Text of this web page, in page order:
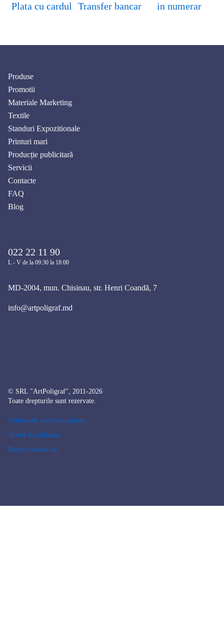
Plata cu cardul Transfer bancar in numerar
Produse
Promotii
Materiale Marketing
Textile
Standuri Expozitionale
Printuri mari
Producție publicitară
Servicii
Contacte
FAQ
Blog
022 22 11 90
L - V de la 09:30 la 18:00
MD-2004, mun. Chisinau, str. Henri Coandă, 7
info@artpoligraf.md
© SRL "ArtPoligraf", 2011-2026
Toate drepturile sunt rezervate.
Politica de confidențialitate
Acord de utilizator
Despre cookie-uri